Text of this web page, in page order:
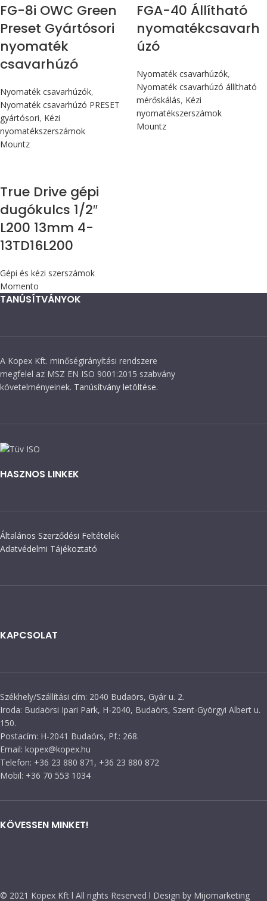
FG-8i OWC Green
Preset Gyártósori
nyomaték
csavarhúzó
Nyomaték csavarhúzók,
Nyomaték csavarhúzó PRESET
gyártósori, Kézi
nyomatékszerszámok
Mountz
FGA-40 Állítható
nyomatékcsavarh
úzó
Nyomaték csavarhúzók,
Nyomaték csavarhúzó állítható
mérőskálás, Kézi
nyomatékszerszámok
Mountz
True Drive gépi
dugókulcs 1/2″
L200 13mm 4-
13TD16L200
Gépi és kézi szerszámok
Momento
TANÚSÍTVÁNYOK
A Kopex Kft. minőségirányítási rendszere
megfelel az MSZ EN ISO 9001:2015 szabvány
követelményeinek. Tanúsítvány letöltése.
HASZNOS LINKEK
Általános Szerződési Feltételek
Adatvédelmi Tájékoztató
KAPCSOLAT
Székhely/Szállítási cím: 2040 Budaörs, Gyár u. 2.
Iroda: Budaörsi Ipari Park, H-2040, Budaörs, Szent-Györgyi Albert u.
150.
Postacím: H-2041 Budaörs, Pf.: 268.
Email: kopex@kopex.hu
Telefon: +36 23 880 871, +36 23 880 872
Mobil: +36 70 553 1034
KÖVESSEN MINKET!
© 2021 Kopex Kft l All rights Reserved l Design by Mijomarketing